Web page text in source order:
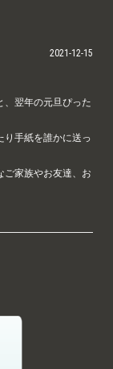
2021-12-15
、翌年の元旦ぴった
り手紙を誰かに送っ
ご家族やお友達、お